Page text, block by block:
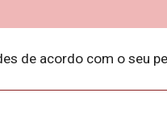
de acordo com o seu